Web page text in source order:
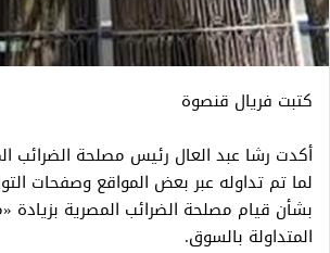
كتبت فريال قنصوة
أكدت رشا عبد العال رئيس مصلحة الضرائب
لما تم تداوله عبر بعض المواقع وصفحات
بشأن قيام مصلحة الضرائب المصرية بزيادة
المتداولة بالسوق.